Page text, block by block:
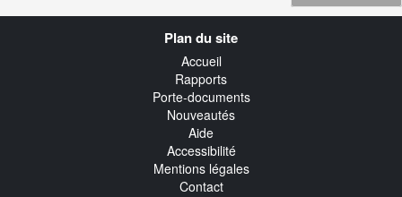
Plan du site
Accueil
Rapports
Porte-documents
Nouveautés
Aide
Accessibilité
Mentions légales
Contact